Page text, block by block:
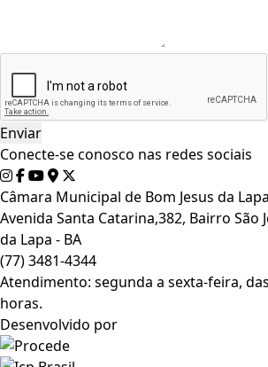
Conecte-se conosco nas redes sociais
Câmara Municipal de Bom Jesus da Lapa
Avenida Santa Catarina,382, Bairro São
da Lapa - BA
(77) 3481-4344
Atendimento: segunda a sexta-feira,
horas.
Desenvolvido por